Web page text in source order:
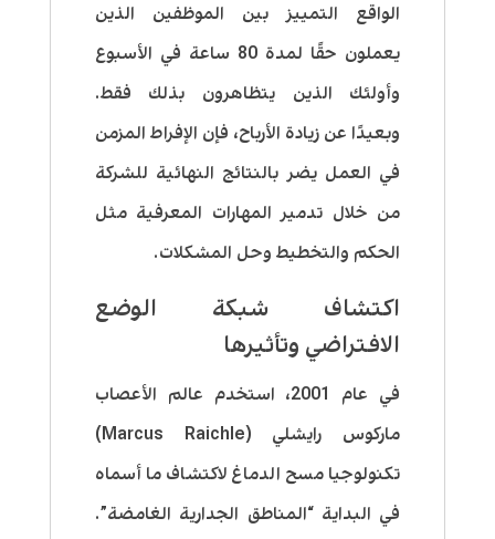
الواقع التمييز بين الموظفين الذين
يعملون حقًا لمدة 80 ساعة في الأسبوع
وأولئك الذين يتظاهرون بذلك فقط.
وبعيدًا عن زيادة الأرباح، فإن الإفراط المزمن
في العمل يضر بالنتائج النهائية للشركة
من خلال تدمير المهارات المعرفية مثل
الحكم والتخطيط وحل المشكلات.
اكتشاف شبكة الوضع
الافتراضي وتأثيرها
في عام 2001، استخدم عالم الأعصاب
ماركوس رايشلي (Marcus Raichle)
تكنولوجيا مسح الدماغ لاكتشاف ما أسماه
في البداية “المناطق الجدارية الغامضة”.